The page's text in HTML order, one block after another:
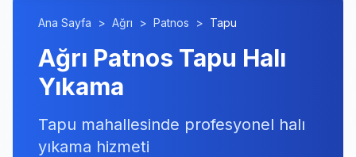
Ana Sayfa > Ağrı > Patnos > Tapu
Ağrı Patnos Tapu Halı
Yıkama
Tapu mahallesinde profesyonel halı
yıkama hizmeti